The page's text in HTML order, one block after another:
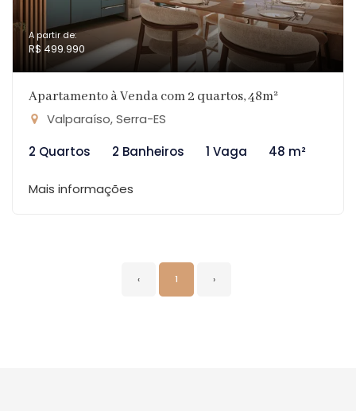
A partir de:
R$ 499.990
Apartamento à Venda com 2 quartos, 48m²
Valparaíso, Serra-ES
2 Quartos
2 Banheiros 1 Vaga 48 m²
Mais informações
‹ 1 ›